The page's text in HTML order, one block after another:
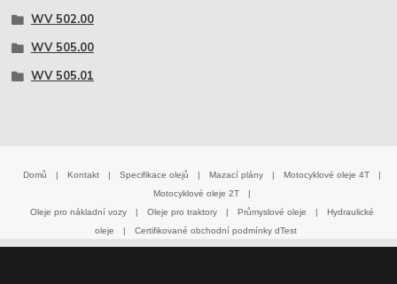
WV 502.00
WV 505.00
WV 505.01
Domů Kontakt Specifikace olejů Mazací plány Motocyklové oleje 4T
Motocyklové oleje 2T
Oleje pro nákladní vozy
Oleje pro traktory Průmyslové oleje
Hydraulické
oleje
Certifikované obchodní podmínky dTest